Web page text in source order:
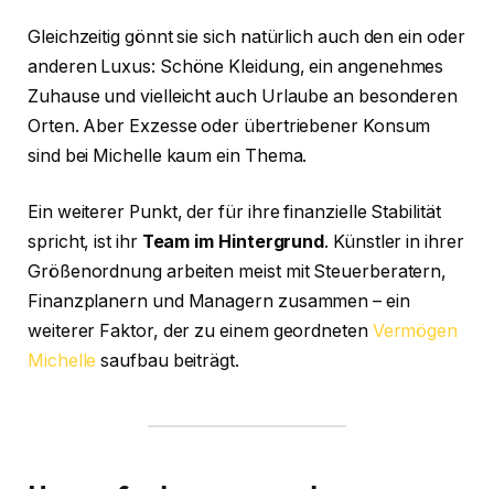
Gleichzeitig gönnt sie sich natürlich auch den ein oder
anderen Luxus: Schöne Kleidung, ein angenehmes
Zuhause und vielleicht auch Urlaube an besonderen
Orten. Aber Exzesse oder übertriebener Konsum
sind bei Michelle kaum ein Thema.
Ein weiterer Punkt, der für ihre finanzielle Stabilität
spricht, ist ihr Team im Hintergrund. Künstler in ihrer
Größenordnung arbeiten meist mit Steuerberatern,
Finanzplanern und Managern zusammen – ein
weiterer Faktor, der zu einem geordneten Vermögen
Michelle saufbau beiträgt.